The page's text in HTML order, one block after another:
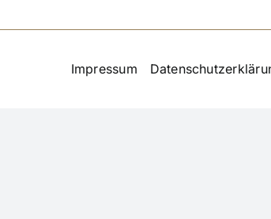
Impressum